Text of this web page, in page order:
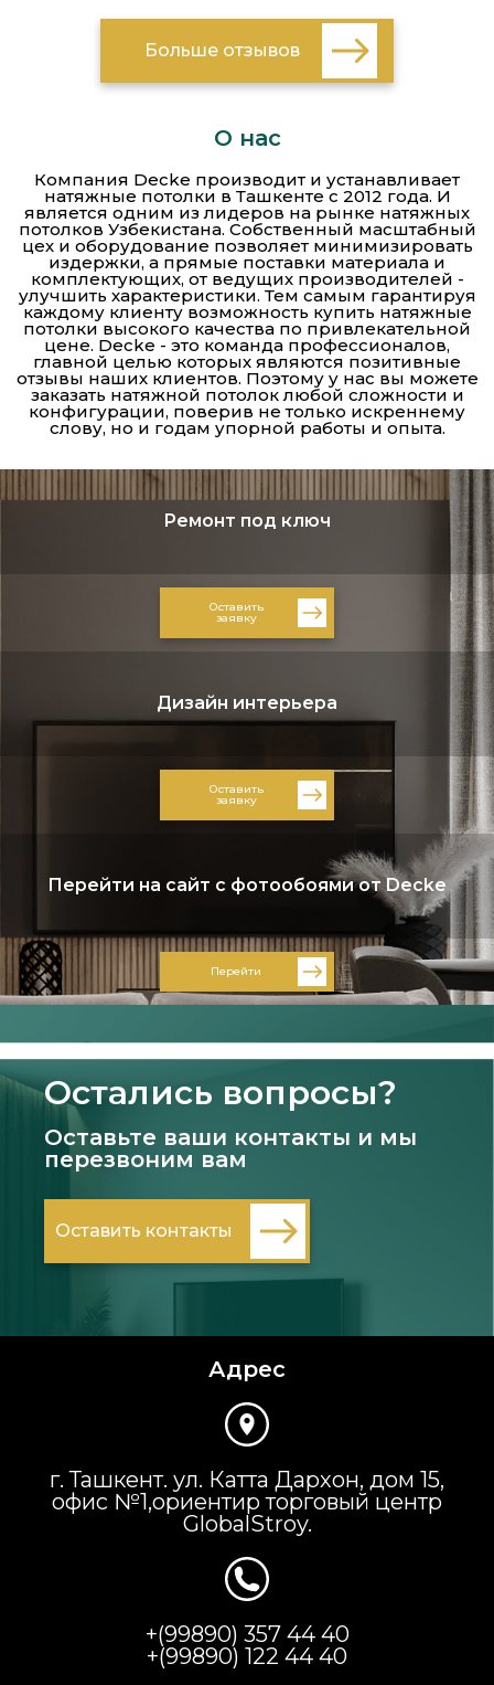
Больше отзывов
О нас
Компания Decke производит и устанавливает
натяжные потолки в Ташкенте с 2012 года. И
является одним из лидеров на рынке натяжных
потолков Узбекистана. Собственный масштабный
цех и оборудование позволяет минимизировать
издержки, а прямые поставки материала и
комплектующих, от ведущих производителей -
улучшить характеристики. Тем самым гарантируя
каждому клиенту возможность купить натяжные
потолки высокого качества по привлекательной
цене. Decke - это команда профессионалов,
главной целью которых являются позитивные
отзывы наших клиентов. Поэтому у нас вы можете
заказать натяжной потолок любой сложности и
конфигурации, поверив не только искреннему
слову, но и годам упорной работы и опыта.
Ремонт под ключ
Оставить
заявку
Дизайн интерьера
Оставить
заявку
Перейти на сайт с фотообоями от Decke
Перейти
Остались вопросы?
Оставьте ваши контакты и мы
перезвоним вам
Оставить контакты
Адрес
г. Ташкент. ул. Катта Дархон, дом 15,
офис №1,ориентир торговый центр
GlobalStroy.
+(99890) 357 44 40
+(99890) 122 44 40